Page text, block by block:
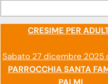
CRESIME PER
Sabato 27 dicembre 2025
PARROCCHIA SANTA